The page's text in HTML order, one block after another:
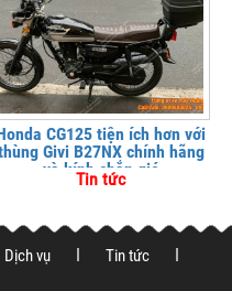
CG125 tiện ích hơn với
Givi B27NX chính hãng
và kính chắn gió
Tin tức
Dịch vụ Tin tức